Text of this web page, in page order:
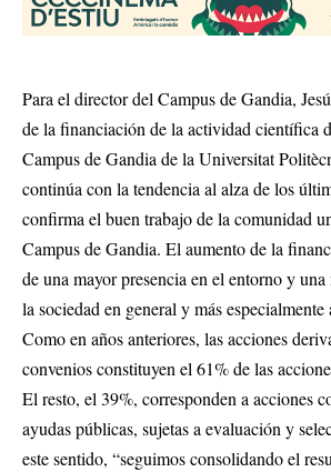
Para el director del Campus de Gandia,
de la financiación de la actividad científica
Campus de Gandia de la Universitat
continúa con la tendencia al alza de los
confirma el buen trabajo de la comunidad
Campus de Gandia. El aumento de la
de una mayor presencia en el entorno y
la sociedad en general y más especialmente
Como en años anteriores, las acciones
convenios constituyen el 61% de las
El resto, el 39%, corresponden a acciones
ayudas públicas, sujetas a evaluación y
este sentido, “seguimos consolidando el